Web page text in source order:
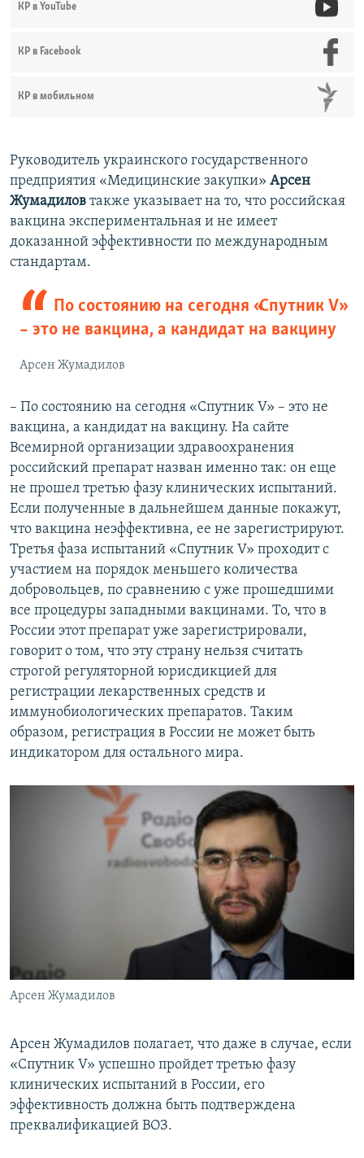
КР в YouTube
КР в Facebook
КР в мобильном
Руководитель украинского государственного
предприятия «Медицинские закупки» Арсен
Жумадилов также указывает на то, что российская
вакцина экспериментальная и не имеет
доказанной эффективности по международным
стандартам.
По состоянию на сегодня «Спутник V»
– это не вакцина, а кандидат на вакцину
Арсен Жумадилов
– По состоянию на сегодня «Спутник V» – это не
вакцина, а кандидат на вакцину. На сайте
Всемирной организации здравоохранения
российский препарат назван именно так: он еще
не прошел третью фазу клинических испытаний.
Если полученные в дальнейшем данные покажут,
что вакцина неэффективна, ее не зарегистрируют.
Третья фаза испытаний «Спутник V» проходит с
участием на порядок меньшего количества
добровольцев, по сравнению с уже прошедшими
все процедуры западными вакцинами. То, что в
России этот препарат уже зарегистрировали,
говорит о том, что эту страну нельзя считать
строгой регуляторной юрисдикцией для
регистрации лекарственных средств и
иммунобиологических препаратов. Таким
образом, регистрация в России не может быть
индикатором для остального мира.
Арсен Жумадилов
Арсен Жумадилов полагает, что даже в случае, если
«Спутник V» успешно пройдет третью фазу
клинических испытаний в России, его
эффективность должна быть подтверждена
преквалификацией ВОЗ.